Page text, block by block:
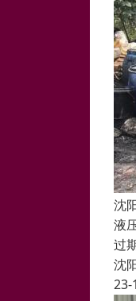
沈
液
过
沈
23-